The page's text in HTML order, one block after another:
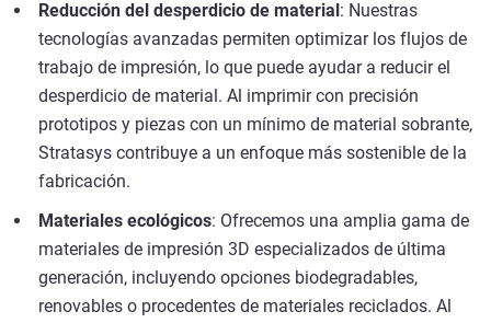
Reducción del desperdicio de material : Nuestras
tecnologías avanzadas permiten optimizar los flujos de
trabajo de impresión, lo que puede ayudar a reducir el
desperdicio de material. Al imprimir con precisión
prototipos y piezas con un mínimo de material sobrante,
Stratasys contribuye a un enfoque más sostenible de la
fabricación.
Materiales ecológicos: Ofrecemos una amplia gama de
materiales de impresión 3D especializados de última
generación, incluyendo opciones biodegradables,
renovables o procedentes de materiales reciclados. Al